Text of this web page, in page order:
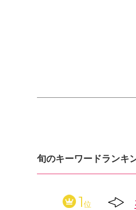
旬のキーワードランキ
1位